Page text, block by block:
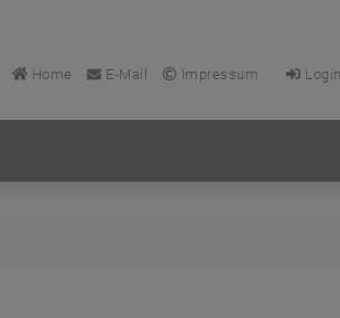
Home E-Mail Impressum Login